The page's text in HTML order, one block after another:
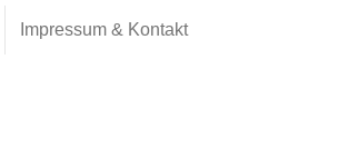
Impressum & Kontakt